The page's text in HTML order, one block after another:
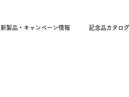
新製品・キャンペーン情報 記念品カタログ